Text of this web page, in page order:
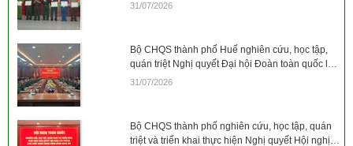
31/07/2026
Bộ CHQS thành phố Huế nghiên cứu, học tập,
quán triệt Nghị quyết Đại hội Đoàn toàn quốc lần
thứ XIII, nhiệm kỳ 2026 - 2031
31/07/2026
Bộ CHQS thành phố nghiên cứu, học tập, quán
triệt và triển khai thực hiện Nghị quyết Hội nghị